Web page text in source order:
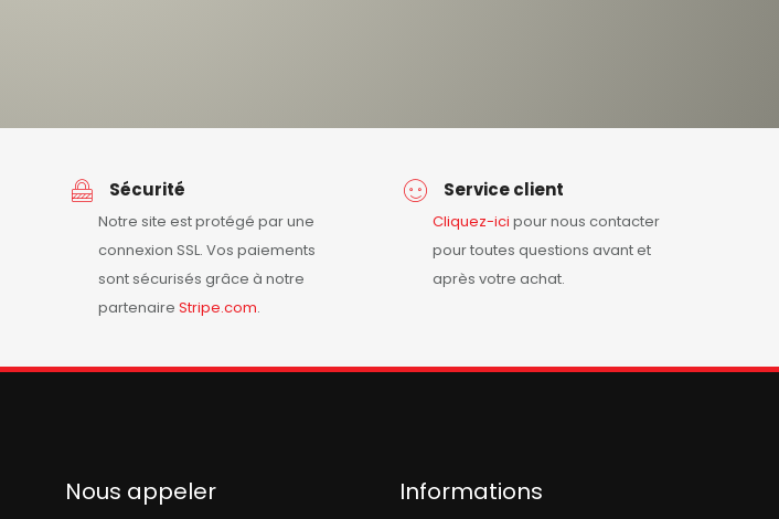
Sécurité
Notre site est protégé par une
connexion SSL. Vos paiements
sont sécurisés grâce à notre
partenaire Stripe.com.
Service client
Cliquez-ici pour nous contacter
pour toutes questions avant et
après votre achat.
Nous appeler Informations